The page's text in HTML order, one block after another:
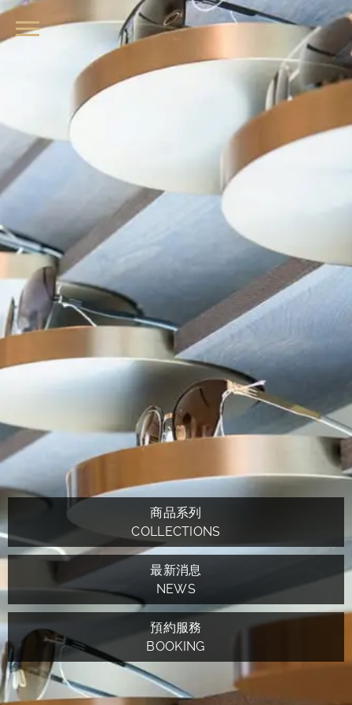
品牌眼鏡、精品墨鏡、名牌太陽眼
商品系列
COLLECTIONS
最新消息
NEWS
預約服務
BOOKING